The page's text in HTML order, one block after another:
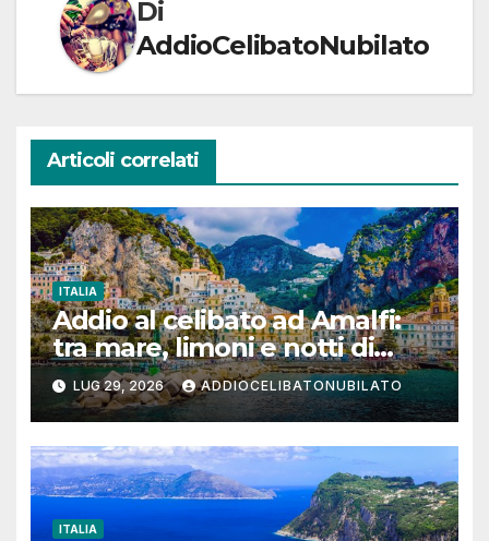
Di
AddioCelibatoNubilato
Articoli correlati
ITALIA
Addio al celibato ad Amalfi:
tra mare, limoni e notti di
festa in Costiera Amalfitana
LUG 29, 2026 ADDIOCELIBATONUBILATO
ITALIA